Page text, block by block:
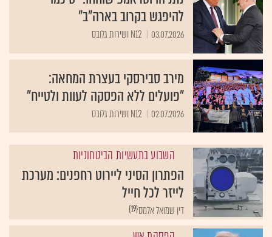
להיפגש בקרוב בארה"ב"
03.07.2026 N12 ושירות גלובס
מירב סבירסקי בעצרת המחאה:
"פועלים ללא הפסקה לעוות ולטייח"
02.07.2026 N12 ושירות גלובס
השבוע בתעשיות הביטחוניות
הפתרון הסיני ליירוט רחפנים: מערכת
לייזר לכל חייל
{19}דין שמואל אלמס